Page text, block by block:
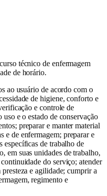
técnico de enfermagem
de horário.
ao usuário de acordo com o
de higiene, conforto e
e controle de
e o estado de conservação
preparar e manter material
e de enfermagem; preparar e
específicas de trabalho de
em suas unidades de trabalho,
do serviço; atender
e agilidade; cumprir a
regimento e